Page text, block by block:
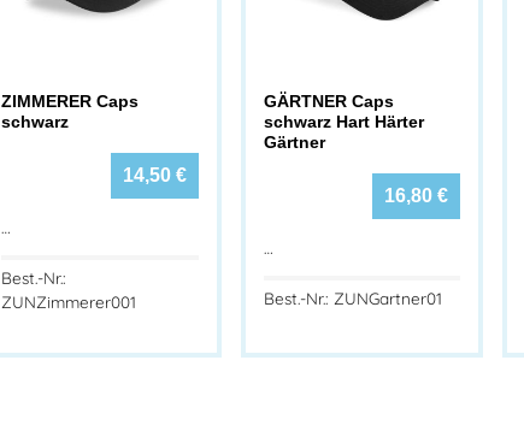
ZIMMERER Caps
schwarz
14,50 €
…
Best.-Nr.:
ZUNZimmerer001
GÄRTNER Caps
schwarz Hart Härter
Gärtner
16,80€
…
Best.-Nr.: ZUNGartner01